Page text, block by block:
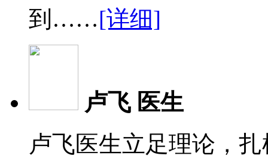
到……[详细]
卢飞 医生
卢飞医生立足理论，